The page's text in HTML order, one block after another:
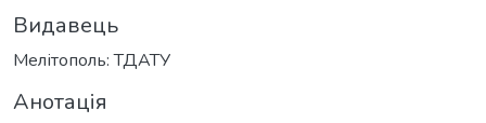
Видавець
Мелітополь: ТДАТУ
Анотація